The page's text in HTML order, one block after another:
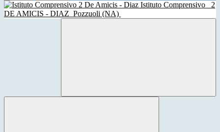
Istituto Comprensivo
2
DE AMICIS - DIAZ Pozzuoli (NA)